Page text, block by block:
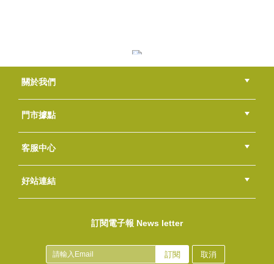
(USD4.98)
關於我們
公司簡介
品牌故事
最新消息
隱私權聲明
版權聲明
門市據點
總部
北區
中區
南區
東區
海外
客服中心
會員等級
購物流程
訂單查詢
常見問題
海外訂購流程
連絡我們
下載專區
紅利點數
好站連結
訂閱電子報 News letter
訂閱 取消